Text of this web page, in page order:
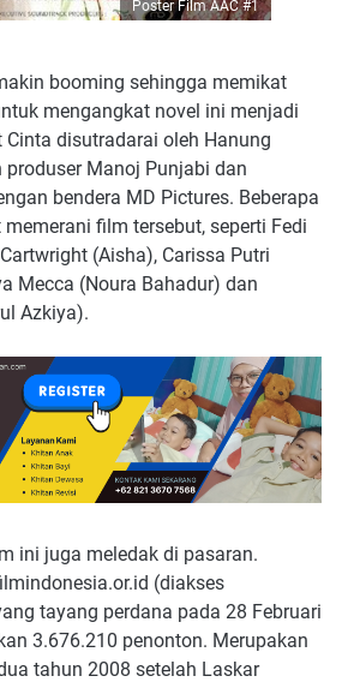
Poster Film AAC #1
booming sehingga memikat
mengangkat novel ini menjadi
disutradarai oleh Hanung
produser Manoj Punjabi dan
bendera MD Pictures. Beberapa
film tersebut, seperti Fedi
(Aisha), Carissa Putri
Mecca (Noura Bahadur) dan
Azkiya).
ini juga meledak di pasaran.
(diakses
tayang perdana pada 28 Februari
3.676.210 penonton. Merupakan
tahun 2008 setelah Laskar